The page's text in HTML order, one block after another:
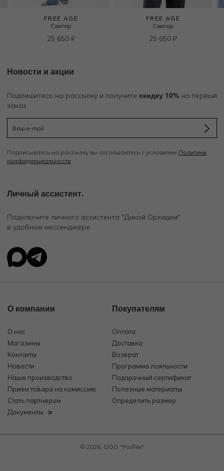
FREE AGE
Свитер
25 650 ₽
FREE AGE
Свитер
25 650 ₽
Новости и акции
Подпишитесь на рассылку и получите скидку 10% на первый
заказ
Подписываясь на рассылку вы соглашаетесь с условиями Политики
конфиденциальности
Личный ассистент.
Подключите личного ассистента "Дикой Орхидеи"
в удобном мессенджере
О компании
О нас
Магазины
Контакты
Новости
Наше производство
Прием товара на комиссию
Стать партнером
Документы
Покупателям
Оплата
Доставка
Возврат
Программа лояльности
Подарочный сертификат
Полезные материалы
Определить размер
© 2026, ООО "РозТех"